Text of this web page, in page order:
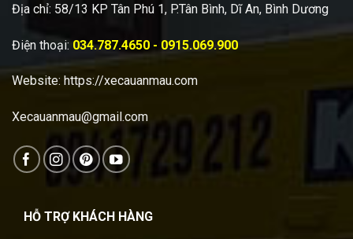
Địa chỉ: 58/13 KP Tân Phú 1, P.Tân Bình, Dĩ An, Bình Dương
Điện thoại: 034.787.4650 - 0915.069.900
Website: https://xecauanmau.com
Xecauanmau@gmail.com
HỖ TRỢ KHÁCH HÀNG